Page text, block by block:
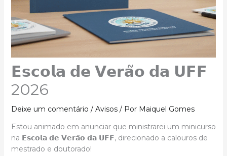
𝗘𝘀𝗰𝗼𝗹𝗮 𝗱𝗲 𝗩𝗲𝗿𝗮̃𝗼 𝗱𝗮 𝗨𝗙𝗙
2026
Deixe um comentário / Avisos/ Por Maiquel Gomes
Estou animado em anunciar que ministrarei um minicurso
na 𝗘𝘀𝗰𝗼𝗹𝗮 𝗱𝗲 𝗩𝗲𝗿𝗮̃𝗼 𝗱𝗮 𝗨𝗙𝗙, direcionado a calouros de
mestrado e doutorado!